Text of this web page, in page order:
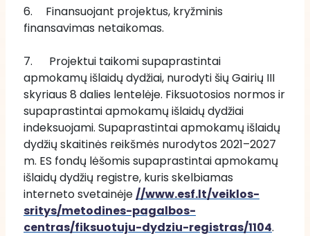
6.	Finansuojant projektus, kryžminis
finansavimas netaikomas.
7.      Projektui taikomi supaprastintai
apmokamų išlaidų dydžiai, nurodyti šių Gairių III
skyriaus 8 dalies lentelėje. Fiksuotosios normos ir
supaprastintai apmokamų išlaidų dydžiai
indeksuojami. Supaprastintai apmokamų išlaidų
dydžių skaitinės reikšmės nurodytos 2021–2027
m. ES fondų lėšomis supaprastintai apmokamų
išlaidų dydžių registre, kuris skelbiamas
interneto svetainėje //www.esf.lt/veiklos-
sritys/metodines-pagalbos-
centras/fiksuotuju-dydziu-registras/1104.